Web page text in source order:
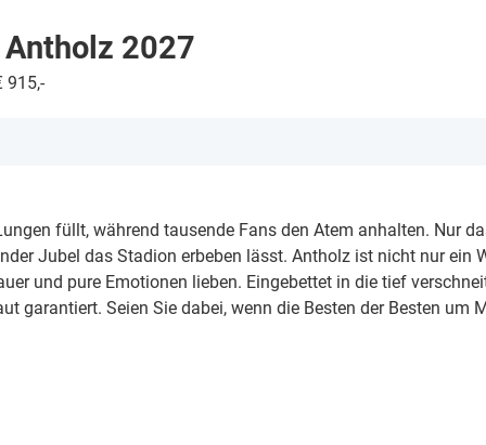
2027
915,-
füllt, während tausende Fans den Atem anhalten. Nur
Jubel das Stadion erbeben lässt. Antholz ist nicht nur ein
und pure Emotionen lieben. Eingebettet in die tief
garantiert. Seien Sie dabei, wenn die Besten der Besten um